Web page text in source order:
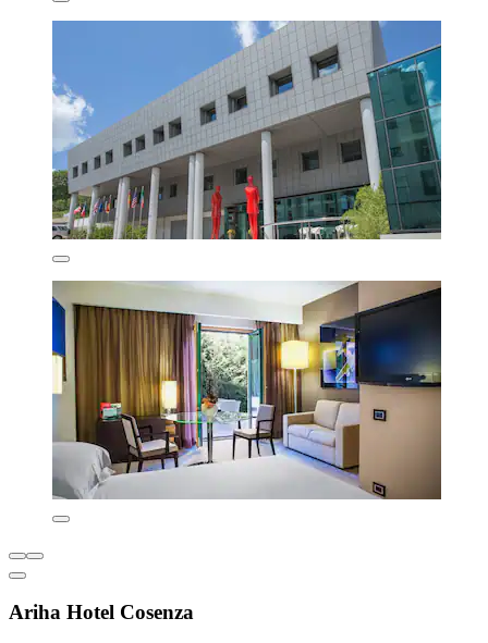
Ariha Hotel Cosenza